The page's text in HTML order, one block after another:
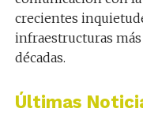
crecientes
infraestructuras
décadas.
Últimas